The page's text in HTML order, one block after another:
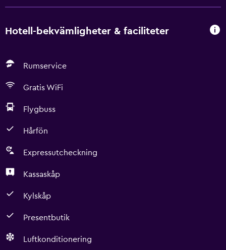
Hotell-bekvämligheter & faciliteter
Rumservice
Gratis WiFi
Flygbuss
Hårfön
Expressutcheckning
Kassaskåp
Kylskåp
Presentbutik
Luftkonditionering